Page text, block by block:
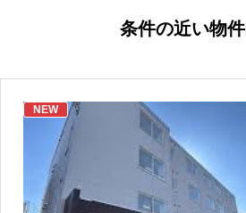
条件の近い物件
NEW